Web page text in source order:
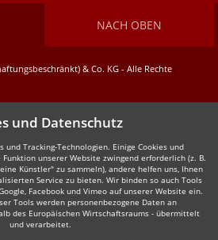
NACH OBEN
& Co. KG - Alle Rechte
und Datenschutz
und Tracking-Technologien. Einige Cookies und
unserer Website zwingend erforderlich (z. B.
Künstler" zu sammeln), andere helfen uns, Ihnen
Service zu bieten. Wir binden so auch Tools
Facebook und Vimeo auf unserer Website ein.
Tools werden personenbezogene Daten an
des Europäischen Wirtschaftsraums - übermittelt
und verarbeitet.